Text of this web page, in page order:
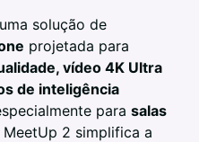
solução de
projetada para
vídeo 4K Ultra
de inteligência
para salas
MeetUp 2 simplifica a